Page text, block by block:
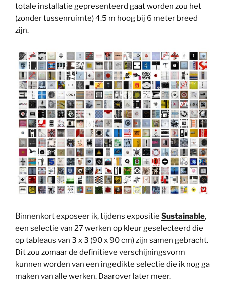
totale installatie gepresenteerd gaat worden zou het
(zonder tussenruimte) 4.5 m hoog bij 6 meter breed
zijn.
Binnenkort exposeer ik, tijdens expositie Sustainable,
een selectie van 27 werken op kleur geselecteerd die
op tableaus van 3 x 3 (90 x 90 cm) zijn samen gebracht.
Dit zou zomaar de definitieve verschijningsvorm
kunnen worden van een ingedikte selectie die ik nog ga
maken van alle werken. Daarover later meer.